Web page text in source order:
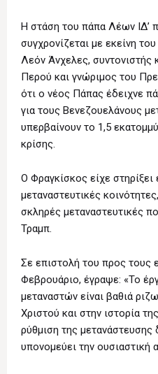
Η στάση του πάπα Λέων ΙΔ’
συγχρονίζεται με εκείνη
Λεόν Άνχελες, συντονιστής
Περού και γνώριμος του
ότι ο νέος Πάπας έδειχνε
για τους Βενεζουελάνους
υπερβαίνουν το 1,5
κρίσης.
Ο Φραγκίσκος είχε στηρίξει
μεταναστευτικές
σκληρές μεταναστευτικές
Τραμπ.
Σε επιστολή του προς
Φεβρουάριο, έγραψε: «Το
μεταναστών είναι βαθιά
Χριστού και στην ιστορία
ρύθμιση της μετανάστευσης
υπονομεύει την ουσιαστική